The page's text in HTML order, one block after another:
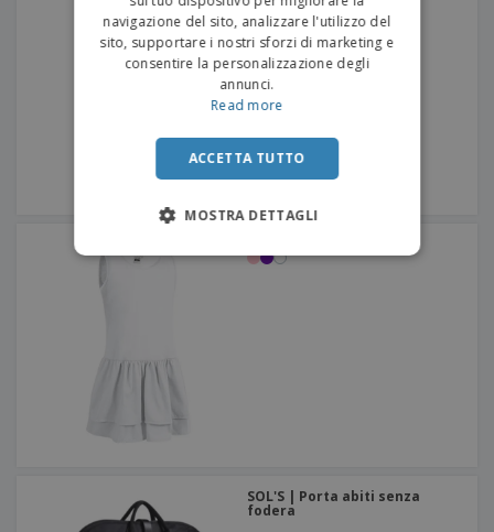
SOL'S | Porta abiti senza
fodera
navigazione del sito, analizzare l'utilizzo del
sito, supportare i nostri sforzi di marketing e
consentire la personalizzazione degli
annunci.
Read more
ACCETTA TUTTO
MOSTRA DETTAGLI